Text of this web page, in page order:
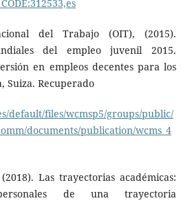
del Trabajo (OIT), (2015).
del empleo juvenil 2015.
en empleos decentes para los
Suiza. Recuperado
default/files/wcmsp5/groups/public/
documents/publication/wcms_4
Las trayectorias académicas:
de una trayectoria